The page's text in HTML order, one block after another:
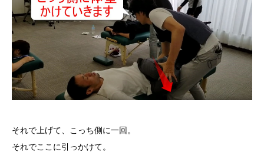
それで上げて、こっち側に一回。
それでここに引っかけて。